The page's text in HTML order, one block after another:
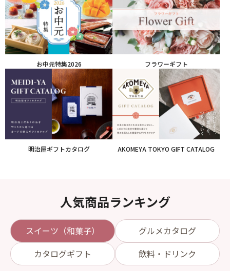
お中元特集2026 フラワーギフト
明治屋ギフトカタログ AKOMEYA TOKYO GIFT CATALOG
人気商品ランキング
スイーツ（和菓子）
グルメカタログ
カタログギフト
飲料・ドリンク